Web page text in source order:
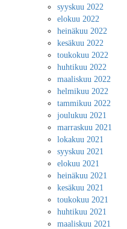
syyskuu 2022
elokuu 2022
heinäkuu 2022
kesäkuu 2022
toukokuu 2022
huhtikuu 2022
maaliskuu 2022
helmikuu 2022
tammikuu 2022
joulukuu 2021
marraskuu 2021
lokakuu 2021
syyskuu 2021
elokuu 2021
heinäkuu 2021
kesäkuu 2021
toukokuu 2021
huhtikuu 2021
maaliskuu 2021